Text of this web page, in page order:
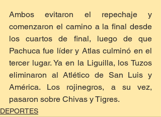
Ambos evitaron el repechaje y
comenzaron el camino a la final desde
los cuartos de final, luego de que
Pachuca fue líder y Atlas culminó en el
tercer lugar. Ya en la Liguilla, los Tuzos
eliminaron al Atlético de San Luis y
América. Los rojinegros, a su vez,
pasaron sobre Chivas y Tigres.
DEPORTES